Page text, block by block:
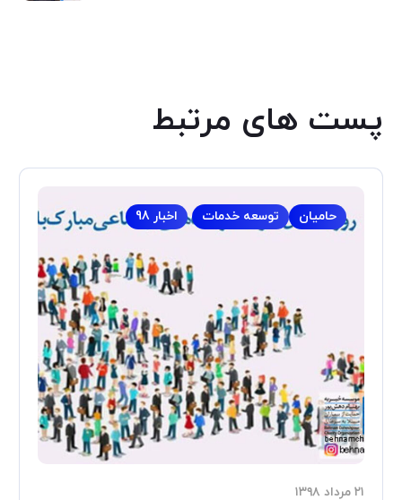
پست های مرتبط
اخبار 98 توسعه خدمات حامیان
۲۱ مرداد ۱۳۹۸